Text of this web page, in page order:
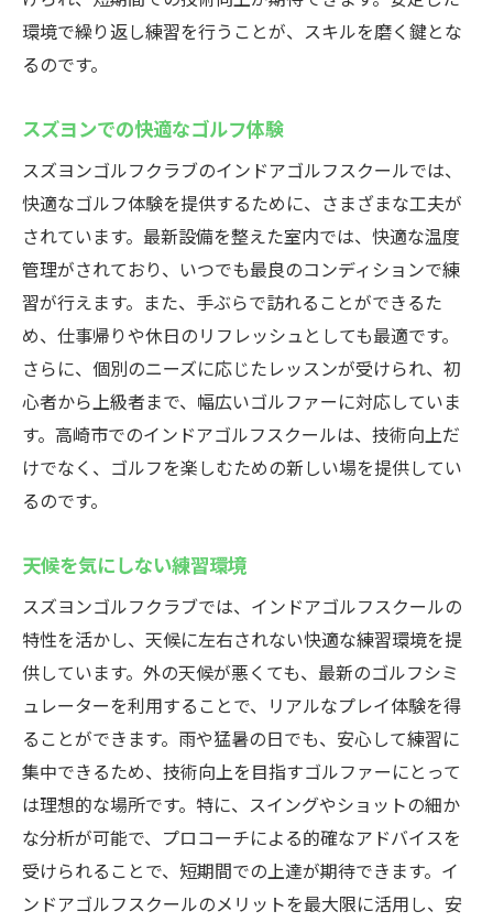
環境で繰り返し練習を行うことが、スキルを磨く鍵とな
るのです。
スズヨンでの快適なゴルフ体験
スズヨンゴルフクラブのインドアゴルフスクールでは、
快適なゴルフ体験を提供するために、さまざまな工夫が
されています。最新設備を整えた室内では、快適な温度
管理がされており、いつでも最良のコンディションで練
習が行えます。また、手ぶらで訪れることができるた
め、仕事帰りや休日のリフレッシュとしても最適です。
さらに、個別のニーズに応じたレッスンが受けられ、初
心者から上級者まで、幅広いゴルファーに対応していま
す。高崎市でのインドアゴルフスクールは、技術向上だ
けでなく、ゴルフを楽しむための新しい場を提供してい
るのです。
天候を気にしない練習環境
スズヨンゴルフクラブでは、インドアゴルフスクールの
特性を活かし、天候に左右されない快適な練習環境を提
供しています。外の天候が悪くても、最新のゴルフシミ
ュレーターを利用することで、リアルなプレイ体験を得
ることができます。雨や猛暑の日でも、安心して練習に
集中できるため、技術向上を目指すゴルファーにとって
は理想的な場所です。特に、スイングやショットの細か
な分析が可能で、プロコーチによる的確なアドバイスを
受けられることで、短期間での上達が期待できます。イ
ンドアゴルフスクールのメリットを最大限に活用し、安